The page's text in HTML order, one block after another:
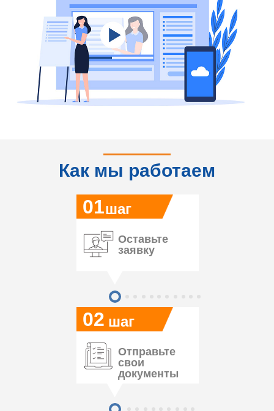
Как мы работаем
02
01
Оставьте
заявку
шаг
шаг
Отправьте
свои
документы